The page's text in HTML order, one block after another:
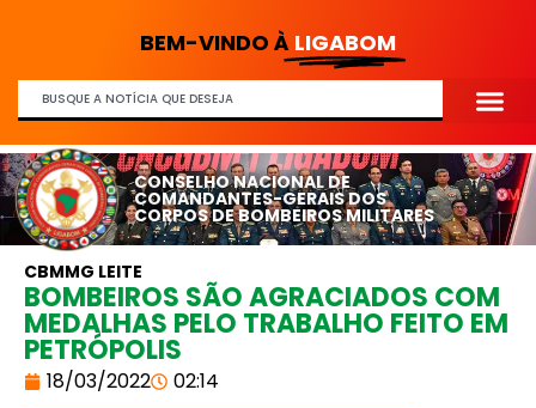
BEM-VINDO À LIGABOM
CONSELHO NACIONAL DE
COMANDANTES-GERAIS DOS
CORPOS DE BOMBEIROS MILITARES
CBMMG LEITE
BOMBEIROS SÃO AGRACIADOS COM
MEDALHAS PELO TRABALHO FEITO EM
PETRÓPOLIS
18/03/2022 02:14